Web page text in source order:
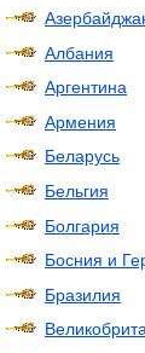
Албания
Аргентина
Армения
Беларусь
Бельгия
Болгария
Босния и
Бразилия